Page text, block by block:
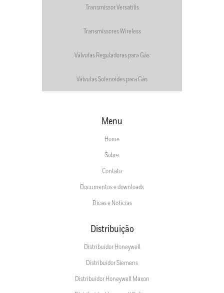
Transmissor Versatilis
Transmissores Wireless
Válvulas Reguladoras para Gás
Válvulas Solenoides para Gás
Menu
Home
Sobre
Contato
Documentos e downloads
Dicas e Notícias
Distribuição
Distribuidor Honeywell
Distribuidor Siemens
Distribuidor Honeywell Maxon